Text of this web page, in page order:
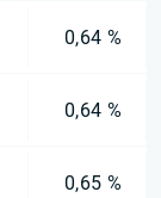
0,64 %
0,64 %
0,65 %